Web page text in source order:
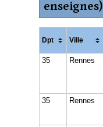
enseignes)
Dpt Ville
35 Rennes
35 Rennes